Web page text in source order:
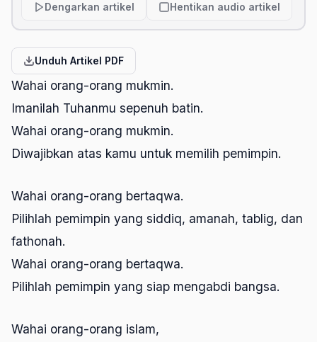
Dengarkan artikel Hentikan audio artikel
Unduh Artikel PDF
Wahai orang-orang mukmin.
Imanilah Tuhanmu sepenuh batin.
Wahai orang-orang mukmin.
Diwajibkan atas kamu untuk memilih pemimpin.
Wahai orang-orang bertaqwa.
Pilihlah pemimpin yang siddiq, amanah, tablig, dan
fathonah.
Wahai orang-orang bertaqwa.
Pilihlah pemimpin yang siap mengabdi bangsa.
Wahai orang-orang islam,